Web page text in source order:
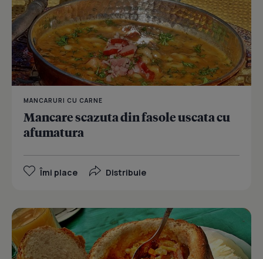
MANCARURI CU CARNE
Mancare scazuta din fasole uscata cu
afumatura
Îmi place Distribuie